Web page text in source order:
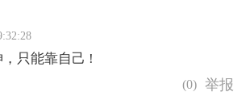
只能靠自己 !
(0)